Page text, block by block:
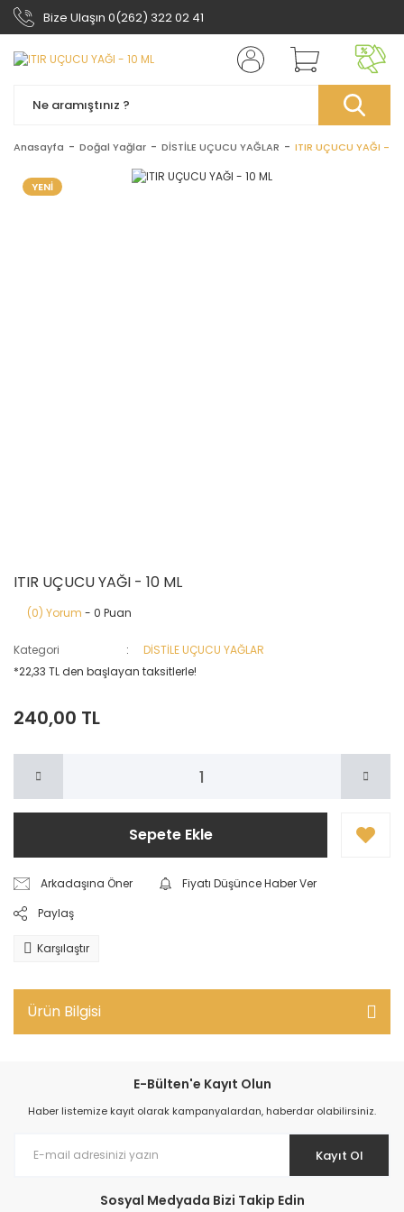
Bize Ulaşın 0(262) 322 02 41
Anasayfa Doğal Yağlar DİSTİLE UÇUCU YAĞLAR ITIR UÇUCU YAĞI - 10
YENİ
ITIR UÇUCU YAĞI - 10 ML
(0) Yorum - 0 Puan
Kategori
DİSTİLE UÇUCU YAĞLAR
*22,33 TL den başlayan taksitlerle!
240,00 TL
Sepete Ekle
Arkadaşına Öner
Fiyatı Düşünce Haber Ver
Paylaş
Karşılaştır
Ürün Bilgisi
E-Bülten'e Kayıt Olun
Haber listemize kayıt olarak kampanyalardan, haberdar olabilirsiniz.
Kayıt Ol
Sosyal Medyada Bizi Takip Edin